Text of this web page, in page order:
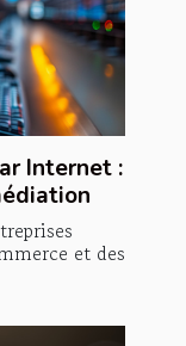
Internet :
et des